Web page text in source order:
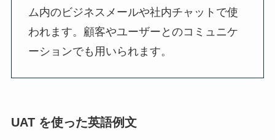
ム内のビジネスメールや社内チャットで使
われます。顧客やユーザーとのコミュニケ
ーションでも用いられます。
UAT を使った英語例文